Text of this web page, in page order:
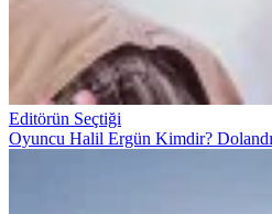
Editörün Seçtiği
Oyuncu Halil Ergün Kimdir?